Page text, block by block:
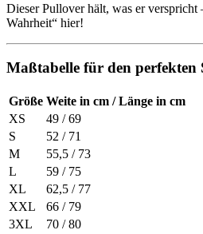
Dieser Pullover hält, was er verspricht
Wahrheit“ hier!
Maßtabelle für den perfekten
Größe Weite in cm / Länge in cm
XS
49 / 69
S
52 / 71
M
55,5 / 73
L
59 / 75
XL
62,5 / 77
XXL
66 / 79
3XL
70 / 80